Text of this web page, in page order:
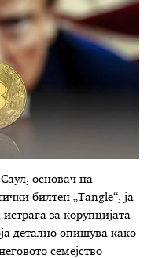
основач на
билтен „Tangle“, ја
за корупцијата
детално опишува како
семејство